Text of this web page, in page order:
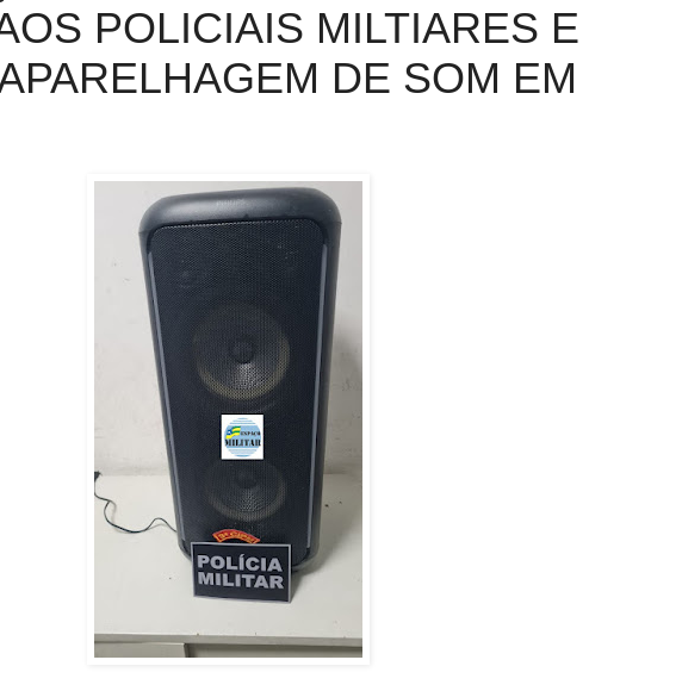
POLICIAIS MILTIARES E
DE SOM EM